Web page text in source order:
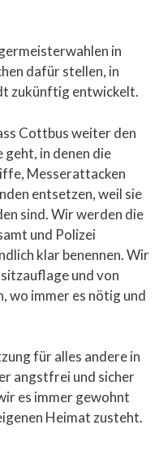
in
dafür stellen, in
zukünftig entwickelt.
Cottbus weiter den
in denen die
Messerattacken
entsetzen, weil sie
sind. Wir werden die
und Polizei
klar benennen. Wir
und von
wo immer es nötig und
für alles andere in
angstfrei und sicher
es immer gewohnt
Heimat zusteht.